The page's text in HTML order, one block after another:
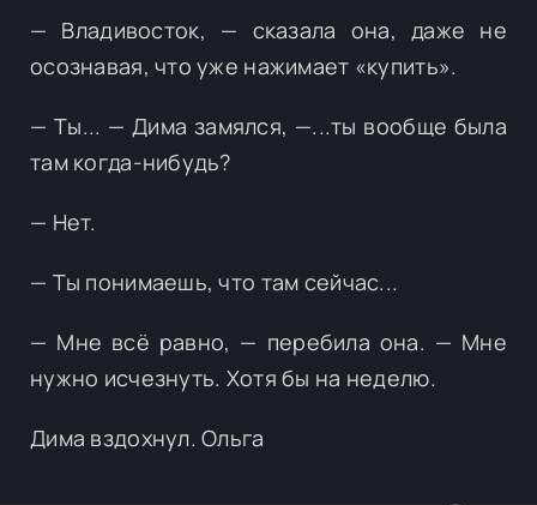
— Владивосток, — сказала она, даже не
осознавая, что уже нажимает «купить».
— Ты... — Дима замялся, —...ты вообще была
там когда-нибудь?
— Нет.
— Ты понимаешь, что там сейчас...
— Мне всё равно, — перебила она. — Мне
нужно исчезнуть. Хотя бы на неделю.
Дима вздохнул. Ольга